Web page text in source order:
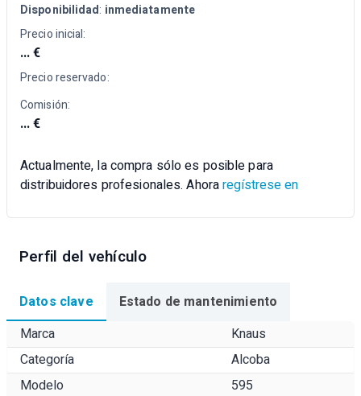
Disponibilidad: inmediatamente
Precio inicial:
... €
Precio reservado:
Comisión:
... €
Actualmente, la compra sólo es posible para
distribuidores profesionales. Ahoraregístrese en
Perfil del vehículo
Datos clave
Estado de mantenimiento
Marca
Knaus
Categoría
Alcoba
Modelo
595